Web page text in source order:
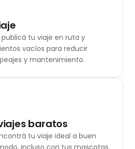
tu viaje en ruta y
vacíos para reducir
y mantenimiento.
baratos
tu viaje ideal a buen